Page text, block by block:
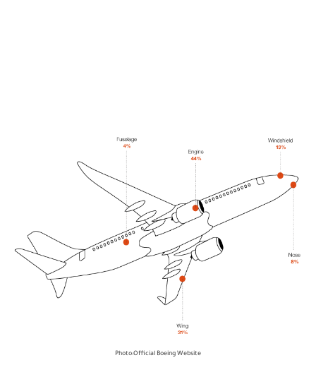
Photo:Official Boeing Website